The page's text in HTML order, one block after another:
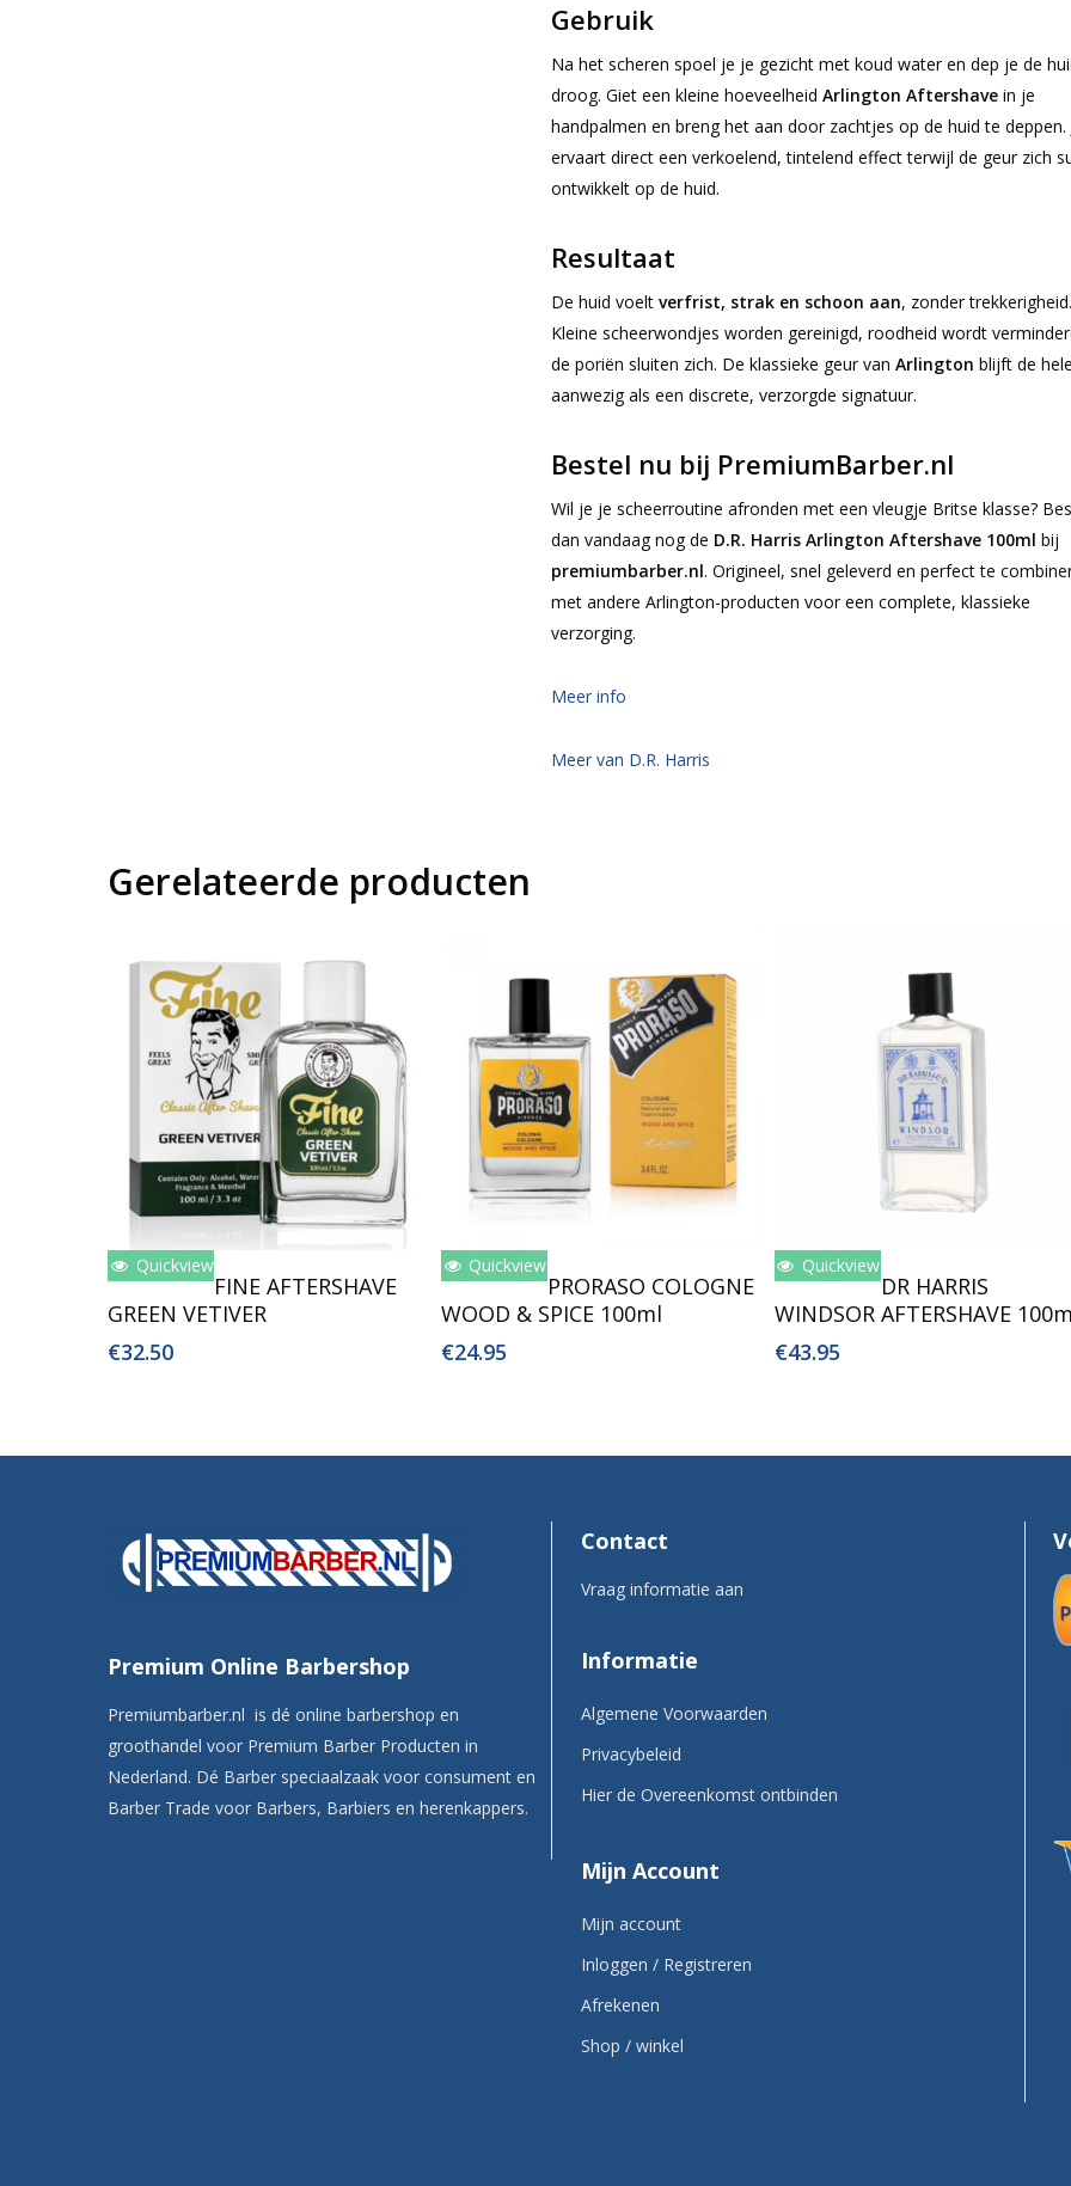
Gebruik
Na het scheren spoel je je gezicht met koud water en dep je de
droog. Giet een kleine hoeveelheid Arlington Aftershavein je
handpalmen en breng het aan door zachtjes op de huid te deppen.
ervaart direct een verkoelend, tintelend effect terwijl de geur zich
ontwikkelt op de huid.
Resultaat
De huid voelt verfrist, strak en schoon aan, zonder trekkerigheid.
Kleine scheerwondjes worden gereinigd, roodheid wordt
de poriën sluiten zich. De klassieke geur van Arlington blijft de
aanwezig als een discrete, verzorgde signatuur.
Bestel nu bij PremiumBarber.nl
Wil je je scheerroutine afronden met een vleugje Britse klasse?
dan vandaag nog de D.R. Harris Arlington Aftershave 100ml bij
premiumbarber.nl. Origineel, snel geleverd en perfect te
met andere Arlington-producten voor een complete, klassieke
verzorging.
Meer info
Meer van D.R. Harris
Gerelateerde producten
Toevoegen Aan Winkelwagen
Quickview
FINE AFTERSHAVE
GREEN VETIVER
€32.50
Toevoegen Aan Winkelwagen
Quickview
PRORASO COLOGNE
WOOD & SPICE 100ml
€24.95
Toevoegen Aan Winkelwagen
Quickview
DR HARRIS
WINDSOR AFTERSHAVE
€43.95
Premium Online Barbershop
Premiumbarber.nl is dé online barbershop en
groothandel voor Premium Barber Producten in
Nederland. Dé Barber speciaalzaak voor consument en
Barber Trade voor Barbers, Barbiers en herenkappers.
Contact
Vraag informatie aan
Informatie
Algemene Voorwaarden
Privacybeleid
Hier de Overeenkomst ontbinden
Mijn Account
Mijn account
Inloggen / Registreren
Afrekenen
Shop / winkel